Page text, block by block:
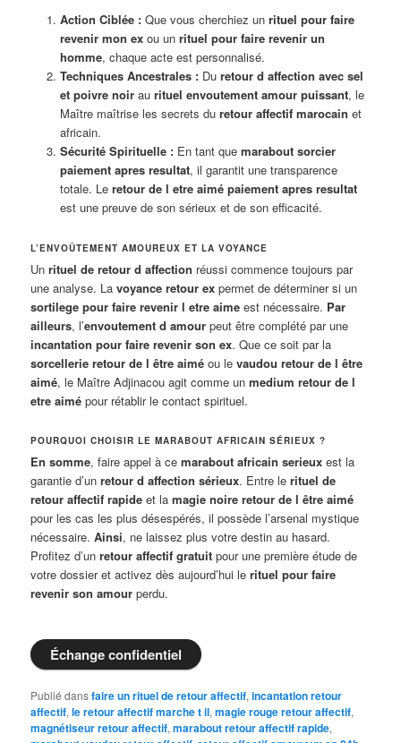
Action Ciblée :Que vous cherchiez un rituel pour faire
revenir mon exou un rituel pour faire revenir un
homme, chaque acte est personnalisé.
Techniques Ancestrales :Du retour d affection avec sel
et poivre noirau rituel envoutement amour puissant, le
Maître maîtrise les secrets du retour affectif marocain et
africain.
Sécurité Spirituelle :En tant que marabout sorcier
paiement apres resultat, il garantit une transparence
totale. Le retour de l etre aimé paiement apres resultat
est une preuve de son sérieux et de son efficacité.
L’ENVOÛTEMENT AMOUREUX ET LA VOYANCE
Unrituel de retour d affection réussi commence toujours par
une analyse. Lavoyance retour ex permet de déterminer si un
sortilege pour faire revenir l etre aime est nécessaire. Par
ailleurs, l’envoutement d amour peut être complété par une
incantation pour faire revenir son ex. Que ce soit par la
sorcellerie retour de l être aimé ou levaudou retour de l être
aimé, le Maître Adjinacou agit comme unmedium retour de l
etre aimé pour rétablir le contact spirituel.
POURQUOI CHOISIR LE MARABOUT AFRICAIN SÉRIEUX ?
En somme, faire appel à cemarabout africain serieux est la
garantie d’unretour d affection sérieux. Entre lerituel de
retour affectif rapide et lamagie noire retour de l être aimé
pour les cas les plus désespérés, il possède l’arsenal mystique
nécessaire.Ainsi, ne laissez plus votre destin au hasard.
Profitez d’unretour affectif gratuit pour une première étude de
votre dossier et activez dès aujourd’hui lerituel pour faire
revenir son amour perdu.
Échange confidentiel
Publié dansfaire un rituel de retour affectif,incantation retour
affectif,le retour affectif marche t il,magie rouge retour affectif,
magnétiseur retour affectif,marabout retour affectif rapide,